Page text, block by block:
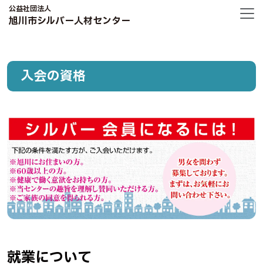
公益社団法人
旭川市シルバー人材センター
入会の資格
就業について